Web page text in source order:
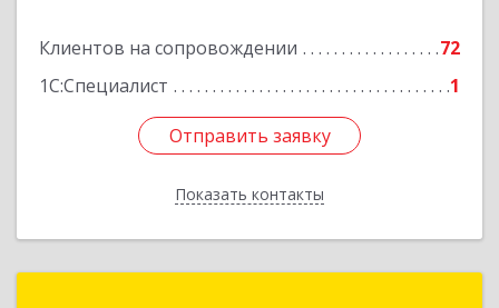
Клиентов на сопровождении
72
1С:Специалист
1
Отправить заявку
Показать контакты
Подробнее
Отправить заявку
Назад